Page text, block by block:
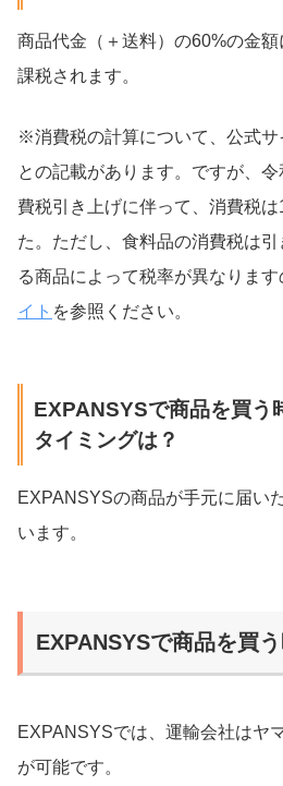
商品代金（＋送料）の60%の金
課税されます。
※消費税の計算について、公式サ
との記載があります。ですが、
費税引き上げに伴って、消費税
た。ただし、食料品の消費税は
る商品によって税率が異なりま
イト を参照ください。
EXPANSYSで商品を買う
タイミングは？
EXPANSYSの商品が手元に届い
います。
EXPANSYSで商品を買
EXPANSYSでは、運輸会社はヤ
が可能です。